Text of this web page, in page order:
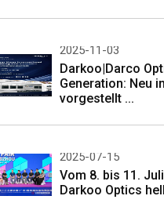
2025-11-03
Darkoo|Darco
Generation: Neu
vorgestellt ...
2025-07-15
Vom 8. bis 11.
Darkoo Optics